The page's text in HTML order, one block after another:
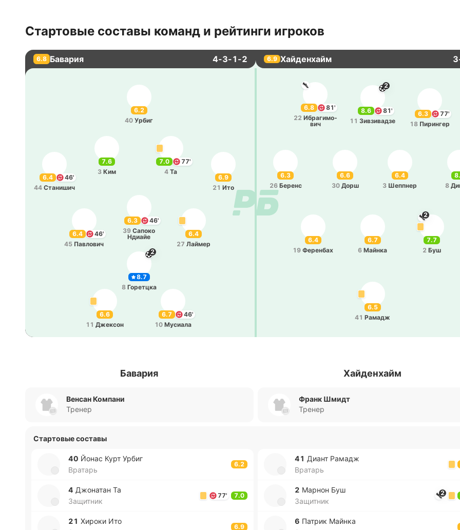
Стартовые составы команд и рейтинги игроков
6.8 Бавария 4-3-1-2 6.9 Хайденхайм
6.2
40 Урбиг
7.0
77'
4 Та
6.9
21 Ито
6.4
46'
44 Ста­ни­шич
7.6
3 Ким
8.7
2
8 Го­ре­тцка
6.4
27 Лаймер
6.4
46'
45 Па­вло­вич
6.3
46'
39 Сапоко
Ндиайе
6.6
11 Дже­ксон
6.7
46'
10 Му­сиа­ла
6.5
41 Рамадж
7.7
2
2 Буш
6.7
6 Майнка
6.4
19 Фе­ре­нбах
6.6
30 Дорш
8
6.4
3 Ше­ппнер
6.3
26 Беренс
8.6 81'
2
11 Зи­взи­ва­дзе
6.3
77'
18 Пи­ри­нгер
6.8
81'
22 Ибра­ги­мо­
вич
Бавария Хайденхайм
Венсан Компани
Тренер
Франк Шмидт
Тренер
Стартовые составы
40 Йонас Курт Урбиг
Вратарь
6.2
4 Джо­на­тан Та
Защитник
77' 7.0
21 Хироки Ито
6.9
41 Диант Рамадж
Вратарь
2 Марнон Буш
Защитник
2
6 Патрик Майнка